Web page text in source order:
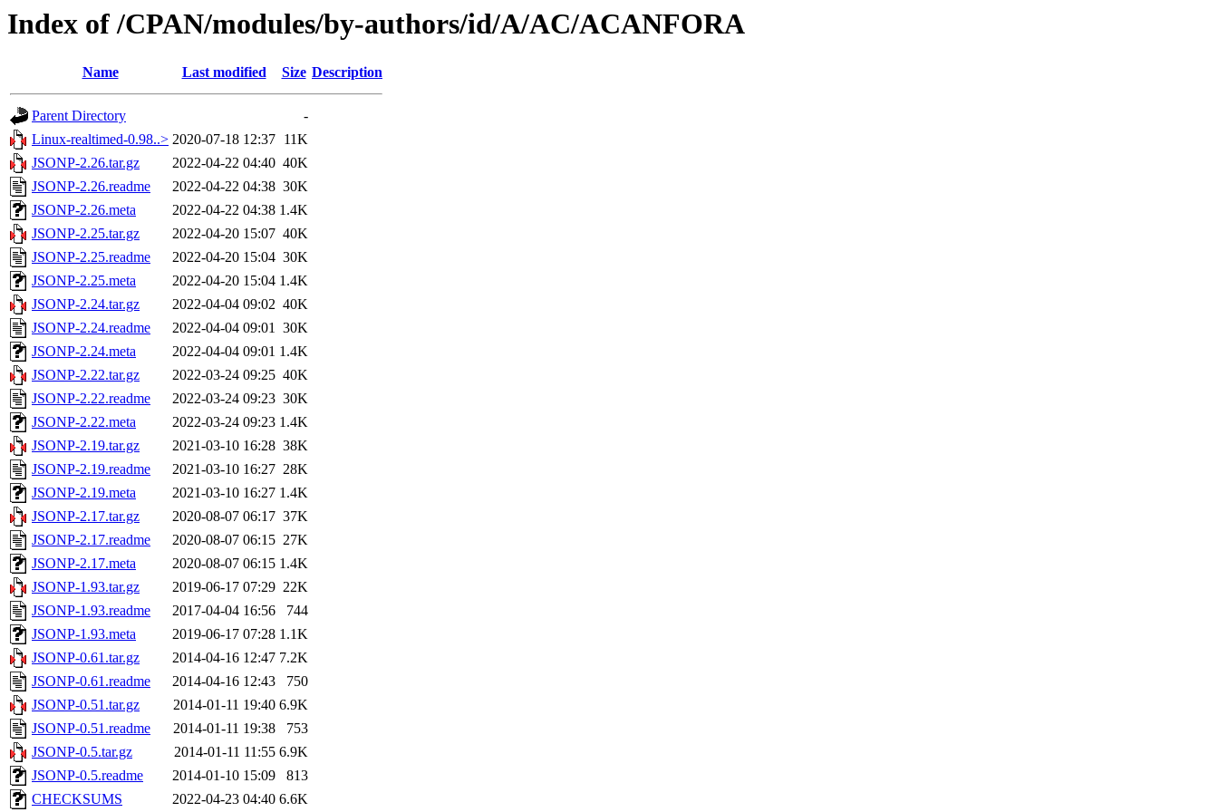
Index of /CPAN/modules/by-authors/id/A/AC/ACANFORA
Name Last modified Size Description
Parent Directory
-
Linux-realtimed-0.98..> 2020-07-18 12:37 11K
JSONP-2.26.tar.gz
2022-04-22 04:40 40K
JSONP-2.26.readme
2022-04-22 04:38 30K
JSONP-2.26.meta
2022-04-22 04:38 1.4K
JSONP-2.25.tar.gz
2022-04-20 15:07 40K
JSONP-2.25.readme
2022-04-20 15:04 30K
JSONP-2.25.meta
2022-04-20 15:04 1.4K
JSONP-2.24.tar.gz
2022-04-04 09:02 40K
JSONP-2.24.readme
2022-04-04 09:01 30K
JSONP-2.24.meta
2022-04-04 09:01 1.4K
JSONP-2.22.tar.gz
2022-03-24 09:25 40K
JSONP-2.22.readme
2022-03-24 09:23 30K
JSONP-2.22.meta
2022-03-24 09:23 1.4K
JSONP-2.19.tar.gz
2021-03-10 16:28 38K
JSONP-2.19.readme
2021-03-10 16:27 28K
JSONP-2.19.meta
2021-03-10 16:27 1.4K
JSONP-2.17.tar.gz
2020-08-07 06:17 37K
JSONP-2.17.readme
2020-08-07 06:15 27K
JSONP-2.17.meta
2020-08-07 06:15 1.4K
JSONP-1.93.tar.gz
2019-06-17 07:29 22K
JSONP-1.93.readme
2017-04-04 16:56
744
JSONP-1.93.meta
2019-06-17 07:28 1.1K
JSONP-0.61.tar.gz
2014-04-16 12:47 7.2K
JSONP-0.61.readme
2014-04-16 12:43
750
JSONP-0.51.tar.gz
2014-01-11 19:40 6.9K
JSONP-0.51.readme
2014-01-11 19:38
753
JSONP-0.5.tar.gz
2014-01-11 11:55 6.9K
JSONP-0.5.readme
2014-01-10 15:09
813
CHECKSUMS
2022-04-23 04:40 6.6K